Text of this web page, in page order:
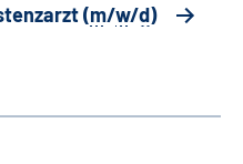
(m/w/d)